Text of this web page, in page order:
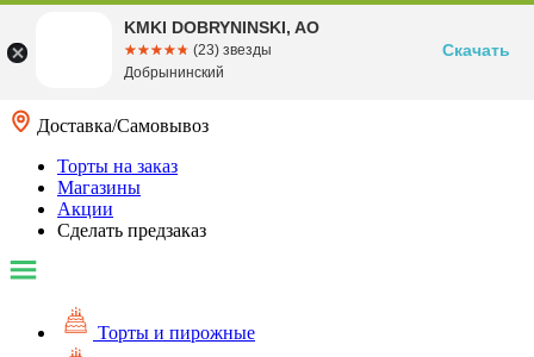
Доставка/Самовывоз
Торты на заказ
Магазины
Акции
Сделать предзаказ
Торты и пирожные
KMKI DOBRYNINSKI, AO
☆☆☆☆☆
★★★★★ (23) звезды
Добрынинский
Скачать